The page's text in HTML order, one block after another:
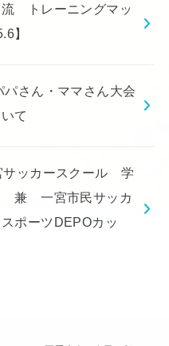
流 トレーニングマッ
】
パさん・ママさん大会
て
ッカースクール 学
兼 一宮市民サッカ
ポーツDEPOカッ